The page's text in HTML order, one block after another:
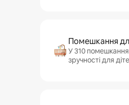
Помешкання
У 310
зручності для